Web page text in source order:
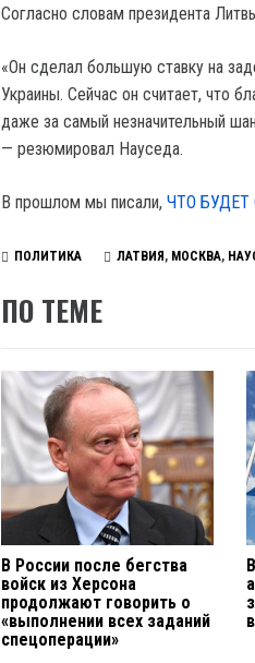
Согласно словам президента
«Он сделал большую ставку на
Украины. Сейчас он считает, что
даже за самый незначительный
— резюмировал Науседа.
В прошлом мы писали, ЧТО
ПОЛИТИКА ЛАТВИЯ , МОСКВА,
ПО ТЕМЕ
В России после бегства
войск из Херсона
продолжают говорить о
«выполнении всех заданий
спецоперации»